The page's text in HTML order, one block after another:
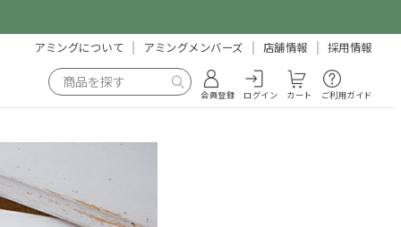
アミングについて アミングメンバーズ 店舗情報 採用情報
会員登録 ログイン カート ご利用ガイド